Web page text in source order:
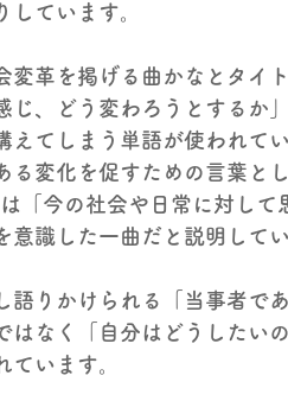
しています。
変革を掲げる曲かなとタイ
じ、どう変わろうとするか
えてしまう単語が使われて
る変化を促すための言葉と
「今の社会や日常に対し
意識した一曲だと説明してい
語りかけられる「当事者で
はなく「自分はどうしたい
ています。